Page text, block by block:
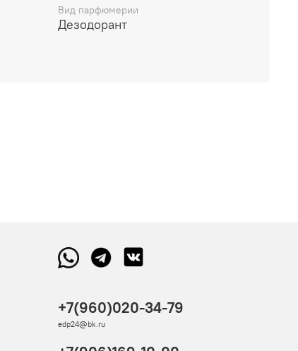
Вид парфюмерии
Дезодорант
+7(960)020-34-79
edp24@bk.ru